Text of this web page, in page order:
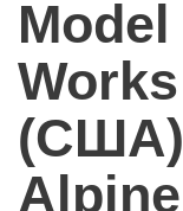
Model
Works
(США)
Alpine